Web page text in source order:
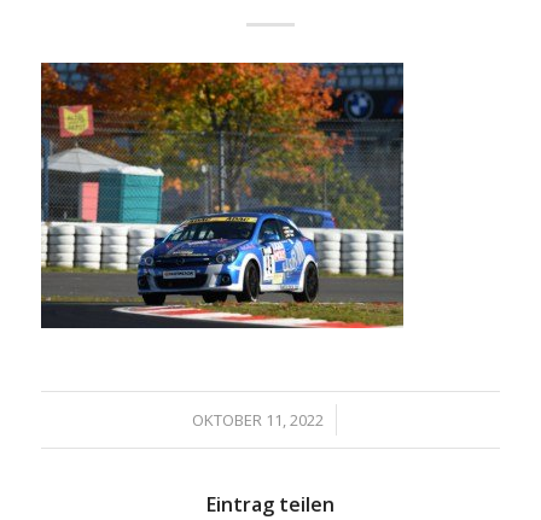
OKTOBER 11, 2022
/
Eintrag teilen